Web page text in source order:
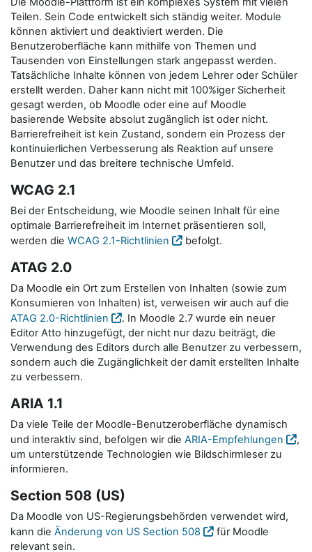
Teilen. Sein Code entwickelt sich ständig weiter. Module
können aktiviert und deaktiviert werden. Die
Benutzeroberfläche kann mithilfe von Themen und
Tausenden von Einstellungen stark angepasst werden.
Tatsächliche Inhalte können von jedem Lehrer oder Schüler
erstellt werden. Daher kann nicht mit 100%iger Sicherheit
gesagt werden, ob Moodle oder eine auf Moodle
basierende Website absolut zugänglich ist oder nicht.
Barrierefreiheit ist kein Zustand, sondern ein Prozess der
kontinuierlichen Verbesserung als Reaktion auf unsere
Benutzer und das breitere technische Umfeld.
WCAG 2.1
Bei der Entscheidung, wie Moodle seinen Inhalt für eine
optimale Barrierefreiheit im Internet präsentieren soll,
werden die WCAG 2.1-Richtlinien befolgt.
ATAG 2.0
Da Moodle ein Ort zum Erstellen von Inhalten (sowie zum
Konsumieren von Inhalten) ist, verweisen wir auch auf die
ATAG 2.0-Richtlinien
. In Moodle 2.7 wurde ein neuer
Editor Atto hinzugefügt, der nicht nur dazu beiträgt, die
Verwendung des Editors durch alle Benutzer zu verbessern,
sondern auch die Zugänglichkeit der damit erstellten Inhalte
zu verbessern.
ARIA 1.1
Da viele Teile der Moodle-Benutzeroberfläche dynamisch
und interaktiv sind, befolgen wir die ARIA-Empfehlungen
,
um unterstützende Technologien wie Bildschirmleser zu
informieren.
Section 508 (US)
Da Moodle von US-Regierungsbehörden verwendet wird,
kann die Änderung von US Section 508
für Moodle
relevant sein.